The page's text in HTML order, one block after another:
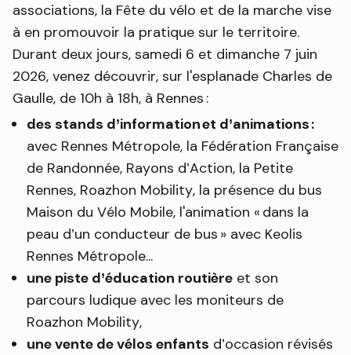
associations, la Fête du vélo et de la marche vise
à en promouvoir la pratique sur le territoire.
Durant deux jours, samedi 6 et dimanche 7 juin
2026, venez découvrir, sur l'esplanade Charles de
Gaulle, de 10h à 18h, à Rennes :
des stands d’information et d’animations :
avec Rennes Métropole, la Fédération Française
de Randonnée, Rayons d’Action, la Petite
Rennes, Roazhon Mobility, la présence du bus
Maison du Vélo Mobile, l'animation « dans la
peau d’un conducteur de bus » avec Keolis
Rennes Métropole...
une piste d’éducation routière et son
parcours ludique avec les moniteurs de
Roazhon Mobility,
une vente de vélos enfants d’occasion révisés